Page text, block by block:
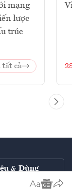
mạng
lược
trúc
tất cả
& Dùng